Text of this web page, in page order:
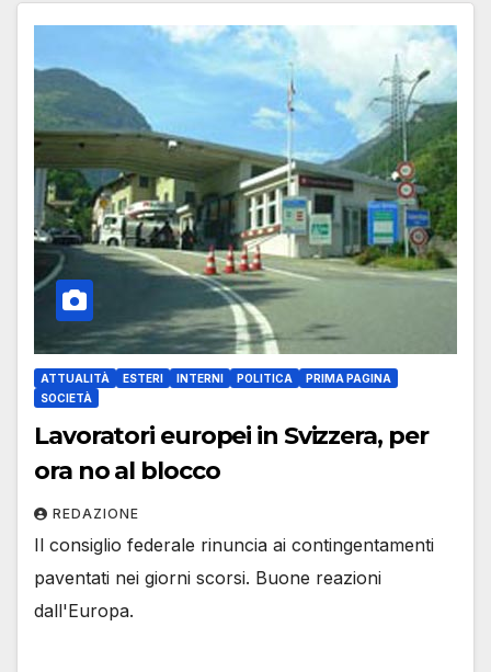
ATTUALITÀ ESTERI INTERNI POLITICA
PRIMA PAGINA
SOCIETÀ
Lavoratori europei in Svizzera, per
ora no al blocco
REDAZIONE
Il consiglio federale rinuncia ai contingentamenti
paventati nei giorni scorsi. Buone reazioni
dall'Europa.